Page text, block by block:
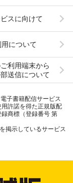
スに向けて
について
利用端末から
送信について
子書籍配信サービス
許諾を得た正規版配
商標（登録番号 第
掲示しているサービス